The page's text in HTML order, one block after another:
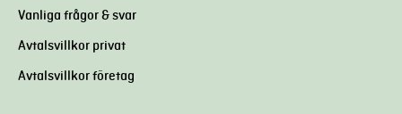
Vanliga frågor & svar
Avtalsvillkor privat
Avtalsvillkor företag